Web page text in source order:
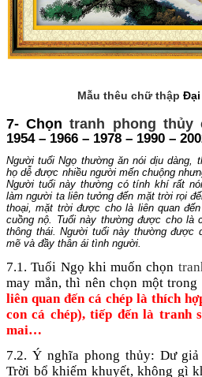
Mẫu thêu chữ thập Đại
7- Chọntranh phong
1954 – 1966 – 1978 – 1990 –
Người tuổi Ngọ thường ăn nói dịu dàng,
họ dễ được nhiều người mến chuộng
Người tuổi này thường có tính khí rất
làm người ta liên tưởng đến mặt trời rọi
thoại, mặt trời được cho là liên quan
cuồng nộ. Tuổi này thường được cho là
thông thái. Người tuổi này thường được
mẽ và đầy thân ái tình người.
7.1. Tuổi Ngọ khi muốn chọn
may mắn, thì nên chọn một trong
liên quan đến cá chép là thích
con cá chép), tiếp đến là tranh
mai…
7.2. Ý nghĩa phong thủy: Dư
Trời bổ khiếm khuyết, không gì